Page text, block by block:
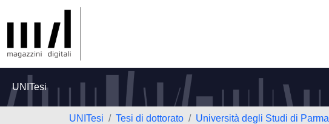
UNITesi
UNITesi Tesi di dottorato Università degli Studi di Parma